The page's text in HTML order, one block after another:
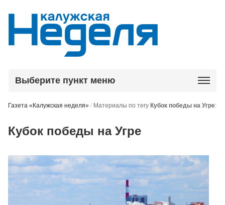
Выберите пункт меню
Газета «Калужская неделя» / Материалы по тегу Кубок победы на Угре:
Кубок победы на Угре